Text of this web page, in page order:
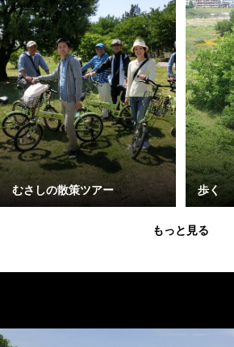
むさしの散策ツアー 歩く
もっと見る